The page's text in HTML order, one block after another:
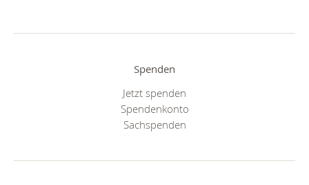
Spenden
Jetzt spenden
Spendenkonto
Sachspenden